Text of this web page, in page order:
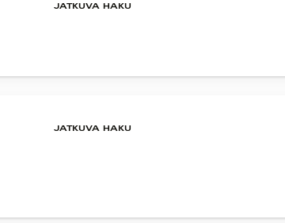
JATKUVA HAKU
JATKUVA HAKU